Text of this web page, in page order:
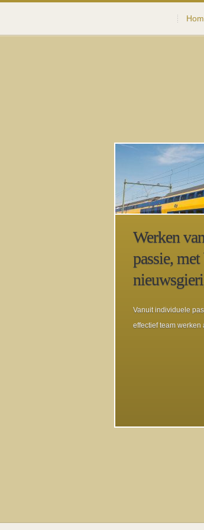
Werken
passie,
Vanuit individuele
effectief team
De Zuster en de
Wat het begin van een